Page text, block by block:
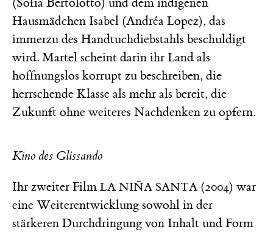
Hausmädchen Isabel (Andréa Lopez), das
immerzu des Handtuchdiebstahls beschuldigt
wird. Martel scheint darin ihr Land als
hoffnungslos korrupt zu beschreiben, die
herrschende Klasse als mehr als bereit, die
Zukunft ohne weiteres Nachdenken zu opfern.
Kino des Glissando
Ihr zweiter Film LA NIÑA SANTA (2004) war
eine Weiterentwicklung sowohl in der
stärkeren Durchdringung von Inhalt und Form